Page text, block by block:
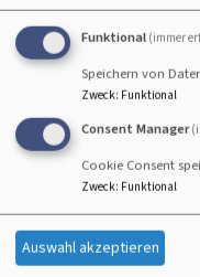
So, 16.8. 9 Uhr
Gottesdienst
GräfensteinbergKirche St.
Funktional (immer
Speichern von
Zweck: Funktional
Consent Manager
Cookie Consent
Zweck: Funktional
Auswahl akzeptieren